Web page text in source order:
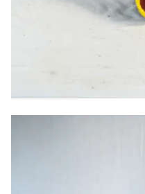
Masque de merle, 2025